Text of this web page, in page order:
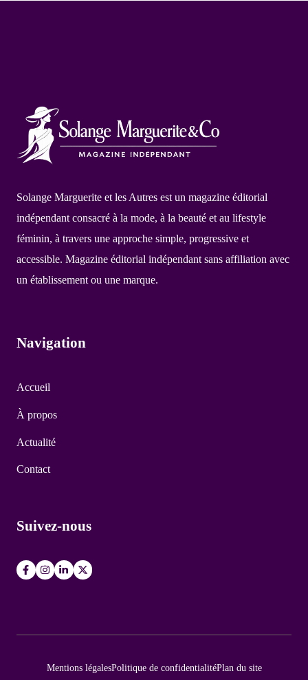
Solange Marguerite et les Autres est un magazine éditorial
indépendant consacré à la mode, à la beauté et au lifestyle
féminin, à travers une approche simple, progressive et
accessible. Magazine éditorial indépendant sans affiliation avec
un établissement ou une marque.
Navigation
Accueil
À propos
Actualité
Contact
Suivez-nous
Mentions légalesPolitique de confidentialitéPlan du site